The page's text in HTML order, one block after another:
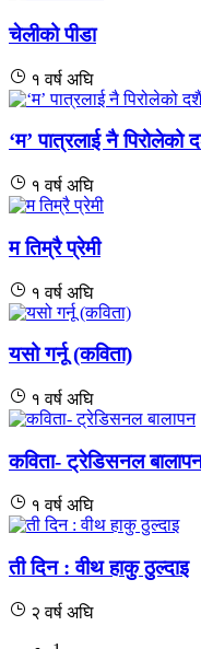
चेलीको पीडा
१ वर्ष अघि
‘म’ पात्रलाई नै पिरोलेको
१ वर्ष अघि
म तिम्रै प्रेमी
१ वर्ष अघि
यसो गर्नू (कविता)
१ वर्ष अघि
कविता- ट्रेडिसनल
१ वर्ष अघि
ती दिन : वीथ हाकु ठुल्दाइ
२ वर्ष अघि